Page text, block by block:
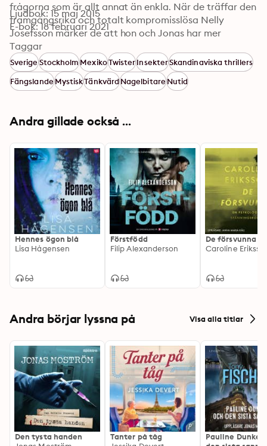
frågorna som är allt annat än enkla. När de träffar den
framgångsrika och totalt kompromisslösa Nelly
Josefsson märker de att hon och Jonas har mer
gemensamt än de först anar. Även Jonas nya
arbetsgivare verkar veta mer om honom än han själv.
Det visar sig att Jonas historia är en del av något
större. Något djupt obehagligt.
Ljudbok: 15 maj 2015
E-bok: 18 februari 2021
Taggar
SverigeStockholmMexikoTwisterInsekterSkandinaviska thrillers
FängslandeMystiskTänkvärdNagelbitareNutid
Andra gillade också ...
Hennes ögon blå
Lisa Hågensen
Förstfödd
Filip Alexanderson
De försvunna
Caroline
Andra börjar lyssna på Visa alla titlar
Den tysta handen
Tanter på tåg
Pauline Dunker